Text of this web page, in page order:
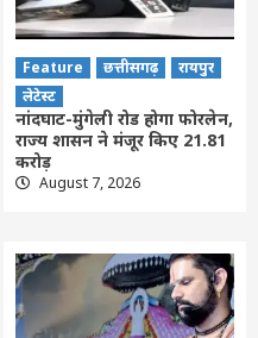
Feature छत्तीसगढ़
रायपुर
लेटेस्ट
नांदघाट-मुंगेली रोड होगा फोरलेन,
राज्य शासन ने मंजूर किए 21.81
करोड़
August 7, 2026